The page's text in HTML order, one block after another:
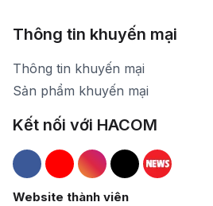
Thông tin khuyến mại
Thông tin khuyến mại
Sản phẩm khuyến mại
Kết nối với HACOM
Hacom Facebook
Hacom YouTube
Hacom Instagram
Hacom TikTok
Website thành viên